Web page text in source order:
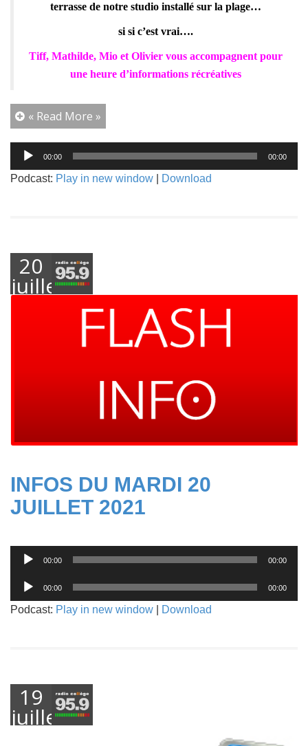
terrasse de notre studio installé sur la plage…
si si c’est vrai….
Tiff, Mathilde, Mio et Olivier vous accompagnent pour
une heure d’informations récréatives
« Read More »
Lecteur
audio
00:00 00:00
Podcast: Play in new window Download
20
juillet
INFOS DU MARDI 20
JUILLET 2021
Lecteur
audio
00:00 00:00
Lecteur
audio
00:00 00:00
Podcast: Play in new window Download
19
juillet